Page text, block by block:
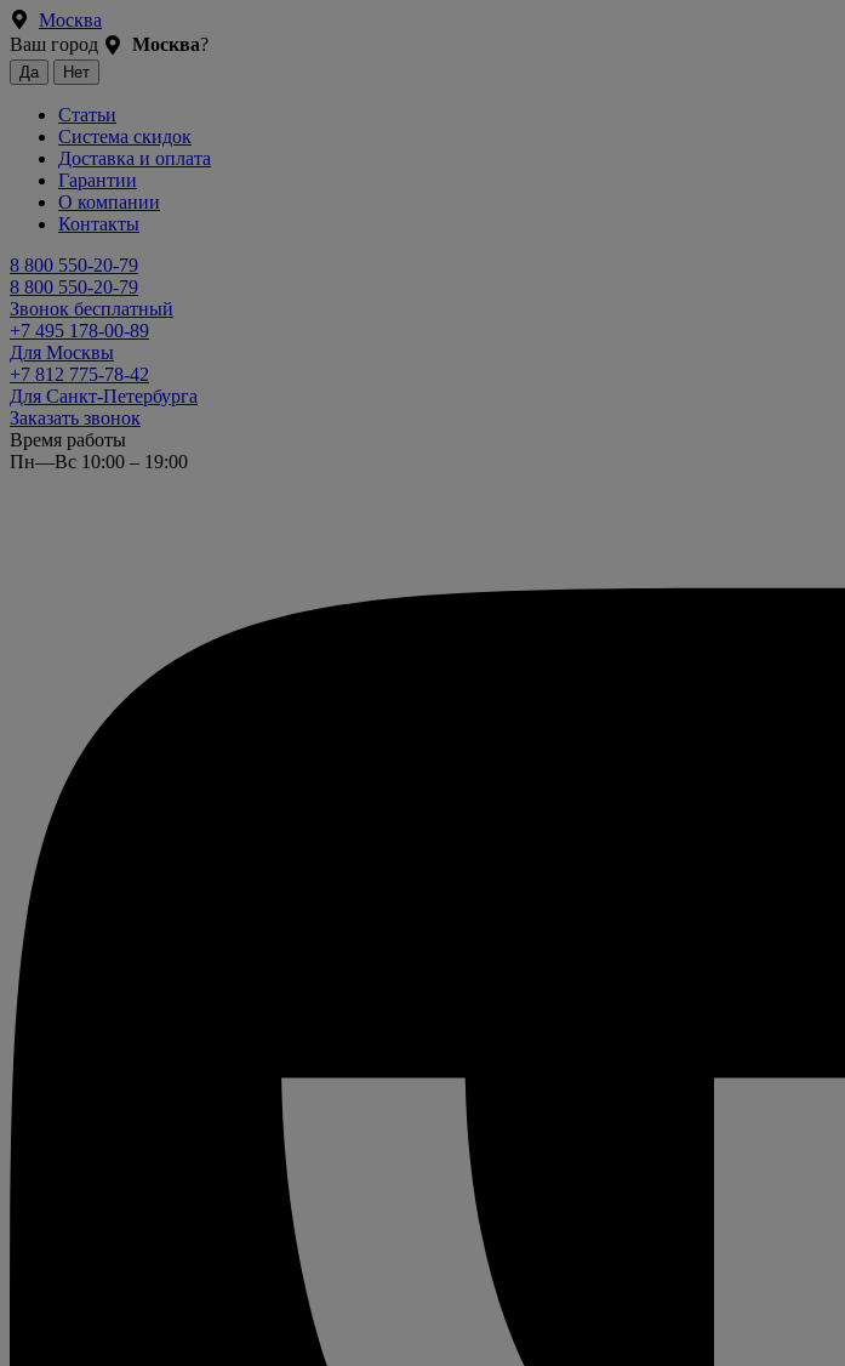
Москва
Ваш город
Москва?
Статьи
Система скидок
Доставка и оплата
Гарантии
О компании
Контакты
8 800 550-20-79
8 800 550-20-79
Звонок бесплатный
+7 495 178-00-89
Для Москвы
+7 812 775-78-42
Для Санкт-Петербурга
Заказать звонок
Время работы
Пн—Вс 10:00 – 19:00